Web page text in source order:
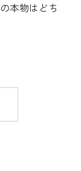
本物はどち